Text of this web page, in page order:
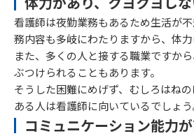
看護師は夜勤業務もあるため生活が
務内容も多岐にわたりますから、体力
また、多くの人と接する職業ですか
ぶつけられることもあります。
そうした困難にめげず、むしろはね
ある人は看護師に向いているでしょう
コミュニケーション能力